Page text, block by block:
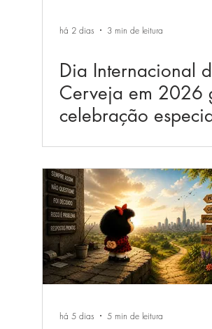
há 2 dias 3 min de leitura
Dia Internacional
Cerveja em 2026
celebração
há 5 dias 5 min de leitura